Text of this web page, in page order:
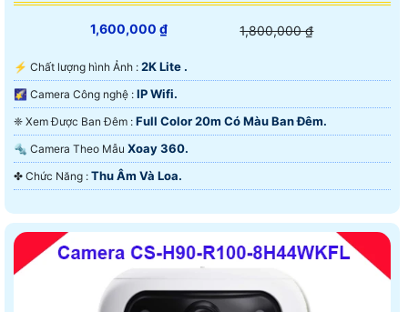
1,600,000 ₫ 1,800,000 ₫
️⚡ Chất lượng hình Ảnh : 2K Lite .
🌠 Camera Công nghệ : IP Wifi.
❈ Xem Được Ban Đêm : Full Color 20m Có Màu Ban Ðêm.
🔩 Camera Theo Mẫu Xoay 360.
️✤ Chức Năng : Thu Âm Và Loa.